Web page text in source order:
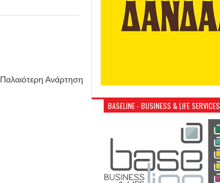
Παλαιότερη Ανάρτηση
BASELINE - BUSINESS & LIFE SERVICES